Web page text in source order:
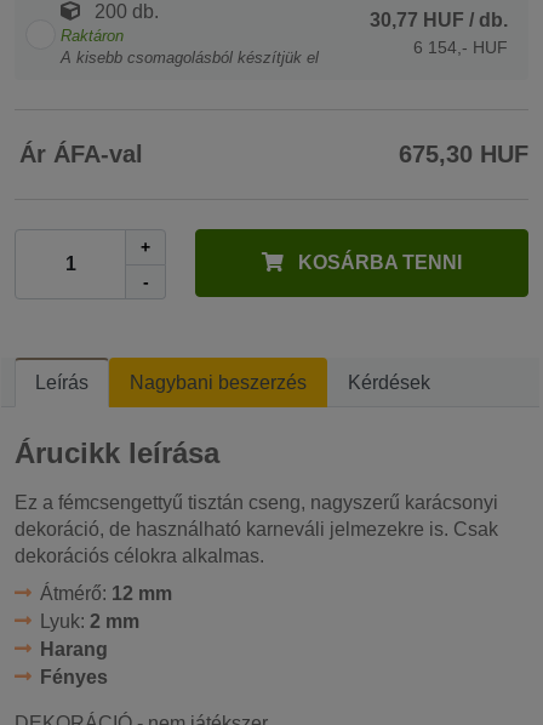
200 db.
Raktáron
A kisebb csomagolásból készítjük el
30,77 HUF / db.
6 154,- HUF
Ár ÁFA-val 675,30 HUF
+
-
KOSÁRBA TENNI
Leírás Nagybani beszerzés Kérdések
Árucikk leírása
Ez a fémcsengettyű tisztán cseng, nagyszerű karácsonyi
dekoráció, de használható karneváli jelmezekre is. Csak
dekorációs célokra alkalmas.
Átmérő: 12 mm
Lyuk: 2 mm
Harang
Fényes